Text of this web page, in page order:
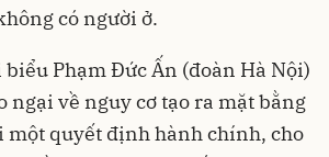
có người ở.
biểu Phạm Đức Ấn (đoàn Hà Nội)
ngại về nguy cơ tạo ra mặt bằng
một quyết định hành chính, cho